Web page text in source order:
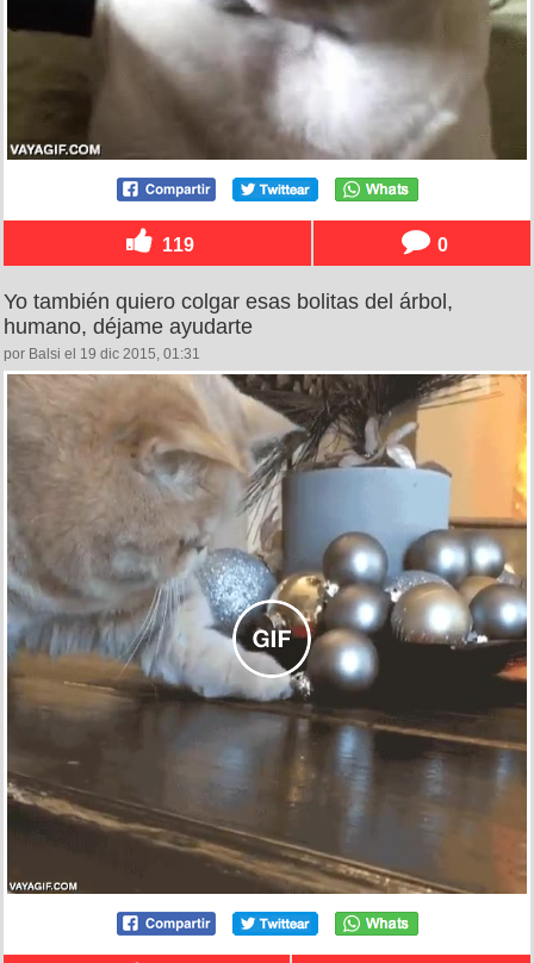
119 0
Yo también quiero colgar esas bolitas del árbol,
humano, déjame ayudarte
por Balsi el 19 dic 2015, 01:31